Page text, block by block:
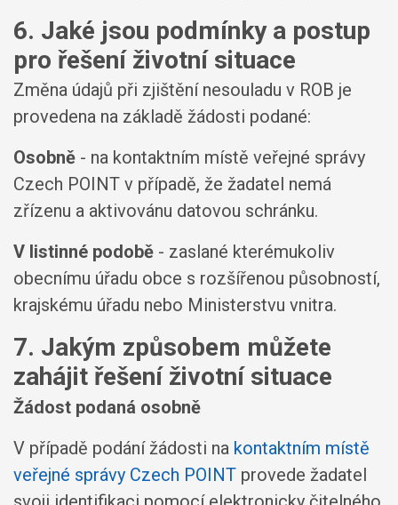
6. Jaké jsou podmínky a postup
pro řešení životní situace
Změna údajů při zjištění nesouladu v ROB je
provedena na základě žádosti podané:
Osobně - na kontaktním místě veřejné správy
Czech POINT v případě, že žadatel nemá
zřízenu a aktivovánu datovou schránku.
V listinné podobě - zaslané kterémukoliv
obecnímu úřadu obce s rozšířenou působností,
krajskému úřadu nebo Ministerstvu vnitra.
7. Jakým způsobem můžete
zahájit řešení životní situace
Žádost podaná osobně
V případě podání žádosti na kontaktním místě
veřejné správy Czech POINT provede žadatel